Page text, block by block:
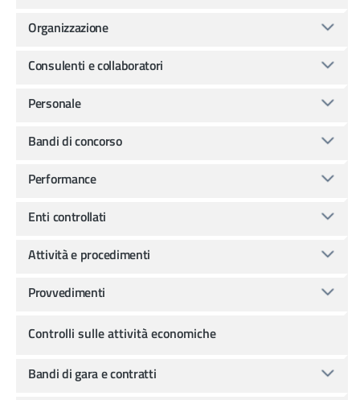
Organizzazione
Consulenti e collaboratori
Personale
Bandi di concorso
Performance
Enti controllati
Attività e procedimenti
Provvedimenti
Controlli sulle attività economiche
Bandi di gara e contratti